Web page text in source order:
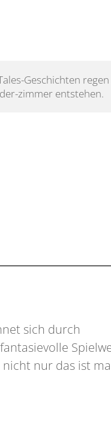
Geschichten
zimmer entstehen.
sich durch
nur das ist